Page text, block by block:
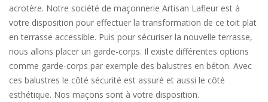
acrotère. Notre société de maçonnerie Artisan Lafleur est à
votre disposition pour effectuer la transformation de ce toit plat
en terrasse accessible. Puis pour sécuriser la nouvelle terrasse,
nous allons placer un garde-corps. Il existe différentes options
comme garde-corps par exemple des balustres en béton. Avec
ces balustres le côté sécurité est assuré et aussi le côté
esthétique. Nos maçons sont à votre disposition.